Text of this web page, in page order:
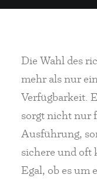
Die Wahl des
mehr als nur
Verfügbarkeit.
sorgt nicht nur
Ausführung,
sichere und oft
Egal, ob es um